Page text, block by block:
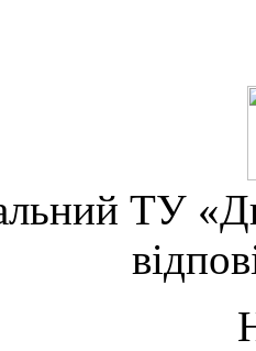
ТУ